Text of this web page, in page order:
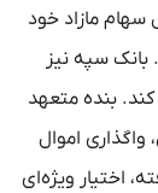
مازاد خود
بانک سپه نیز
بنده متعهد
قبل، واگذاری اموال
اختیار ویژه‌ای